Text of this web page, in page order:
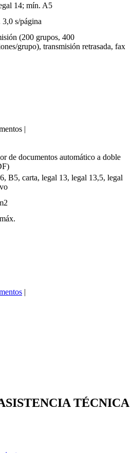
14; mín. A5
s/página
(200 grupos, 400
grupo), transmisión retrasada, fax
|
de documentos automático a doble
B5, carta, legal 13, legal 13,5, legal
|
TÉCNICA